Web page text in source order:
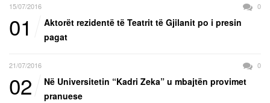
15/07/2016 0
01
Aktorët rezidentë të Teatrit të Gjilanit po i presin
pagat
21/07/2016 0
02
Në Universitetin “Kadri Zeka” u mbajtën provimet
pranuese